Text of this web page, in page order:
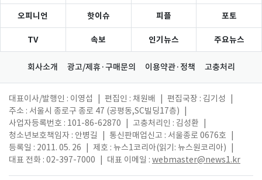
오피니언 핫이슈 피플 포토
TV 속보 인기뉴스 주요뉴스
회사소개 광고/제휴·구매문의 이용약관·정책 고충처리
대표이사/발행인 : 이영섭 편집인 : 채원배 편집국장 : 김기성
주소 : 서울시 종로구 종로 47 (공평동,SC빌딩17층)
사업자등록번호 : 101-86-62870
고충처리인 : 김성환
청소년보호책임자 : 안병길
통신판매업신고 : 서울종로 0676호
등록일 : 2011. 05. 26
제호 : 뉴스1코리아(읽기: 뉴스원코리아)
대표 전화 : 02-397-7000
대표 이메일 : webmaster@news1.kr